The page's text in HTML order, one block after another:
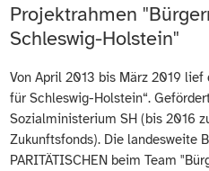
Steigerung der Attraktivität
gemeinsames Leben und
Stärkung des
Dörfern und Städten
verstärkte Nutzung der
ehrenamtliche Projekte
Förderung kultureller
Vermittlung von Beratung
Senioren oder Menschen
Angebot von gemeinsamen
speziellen Gruppen
Projektrahmen
Schleswig-Holstein"
Von April 2013 bis März 2019 lief
für Schleswig-Holstein“.
Sozialministerium SH (bis 2016
Zukunftsfonds). Die landesweite
PARITÄTISCHEN beim Team